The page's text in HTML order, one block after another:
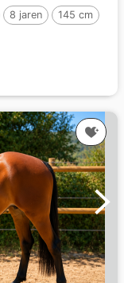
8 jaren 145 cm